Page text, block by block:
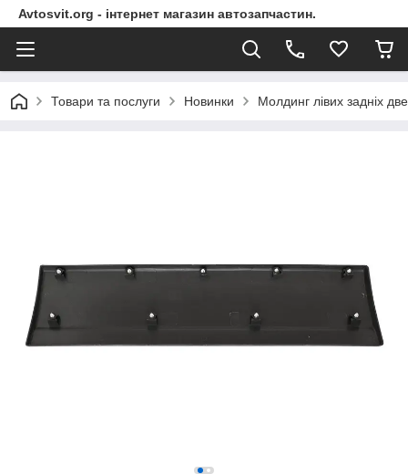
Avtosvit.org - інтернет магазин автозапчастин.
Товари та послуги Новинки Молдинг лівих задніх